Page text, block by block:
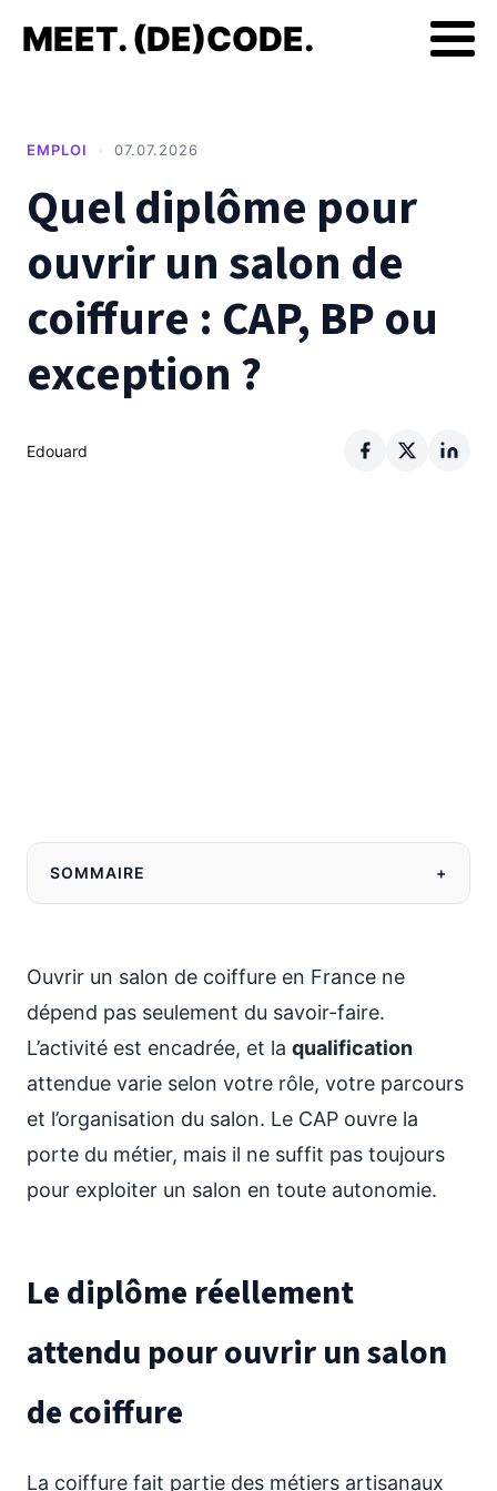
MEET. (DE)CODE.
EMPLOI 07.07.2026
Quel diplôme pour
ouvrir un salon de
coiffure : CAP, BP ou
exception ?
Edouard
SOMMAIRE +
Ouvrir un salon de coiffure en France ne
dépend pas seulement du savoir-faire.
L’activité est encadrée, et la qualification
attendue varie selon votre rôle, votre parcours
et l’organisation du salon. Le CAP ouvre la
porte du métier, mais il ne suffit pas toujours
pour exploiter un salon en toute autonomie.
Le diplôme réellement
attendu pour ouvrir un salon
de coiffure
La coiffure fait partie des métiers artisanaux